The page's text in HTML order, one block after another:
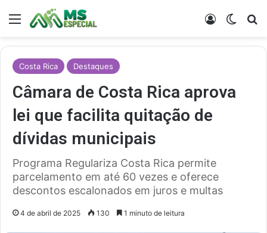
Menu Entrar
Costa Rica Destaques
Câmara de Costa Rica aprova
lei que facilita quitação de
dívidas municipais
Programa Regulariza Costa Rica permite
parcelamento em até 60 vezes e oferece
descontos escalonados em juros e multas
4 de abril de 2025 130 1 minuto de leitura